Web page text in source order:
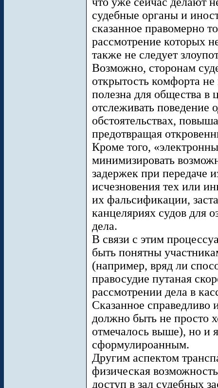
судебные органы и
сказанное правомерно
рассмотрение которых
также не следует
Возможно, сторонам
открытость комфорта
полезна для общества в
отслеживать поведение
обстоятельствах,
предотвращая
Кроме того,
минимизировать
задержек при передаче
исчезновения тех или
их фальсификации,
канцеляриях судов для
дела.
В связи с этим
быть понятны
(например, вряд ли
правосудие путаная
рассмотрении дела в
Сказанное справедливо
должно быть не просто
отмечалось выше), но и
сформулироанным.
Другим аспектом
физическая
доступ в зал судебных